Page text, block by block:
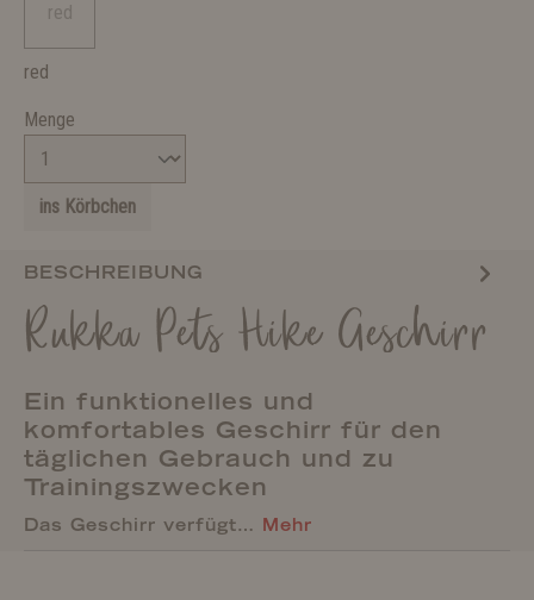
red
red
Menge
ins Körbchen
BESCHREIBUNG
Rukka Pets Hike Geschirr
Ein funktionelles und
komfortables Geschirr für den
täglichen Gebrauch und zu
Trainingszwecken
Das Geschirr verfügt… Mehr